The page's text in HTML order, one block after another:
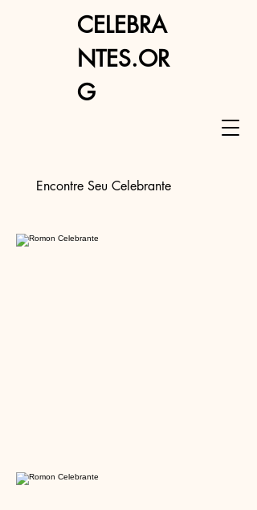
Encontre Seu Celebrante
CELEBRA
NTES.OR
G